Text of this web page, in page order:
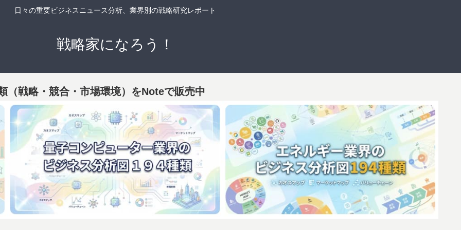
日々の重要ビジネスニュース分析、業界別の戦略研究レポート
戦略家になろう！
（戦略・競合・市場環境）をNoteで販売中